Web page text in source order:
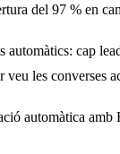
del 97 % en
automàtics: cap
veu les converses
automàtica amb